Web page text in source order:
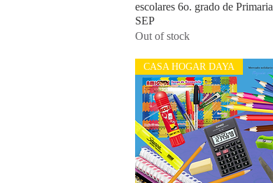
escolares 6o. grado de Primaria
SEP
Out of stock
CASA HOGAR DAYA